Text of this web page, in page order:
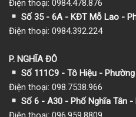
Điện thoại: 0984.478.876
Số 35 - 6A - KĐT Mỗ Lao -
Điện thoại: 0984.392.224
P. NGHĨA ĐÔ
Số 111C9 - Tô Hiệu -
Điện thoại: 098.7538.966
Số 6 - A30 - Phố Nghĩa Tân